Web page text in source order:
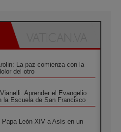
La paz comienza con la
del otro
Aprender el Evangelio
la Escuela de San Francisco
Papa León XIV a Asís en un